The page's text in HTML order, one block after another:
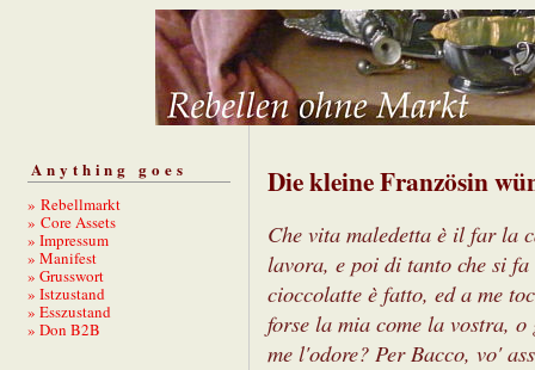
Anything goes
» Rebellmarkt
» Core Assets
» Impressum
» Manifest
» Grusswort
» Istzustand
» Esszustand
» Don B2B
Die kleine Französin
Che vita maledetta è il far la
lavora, e poi di tanto che si
cioccolatte è fatto, ed a me
forse la mia come la vostra, o
me l'odore? Per Bacco, vo'